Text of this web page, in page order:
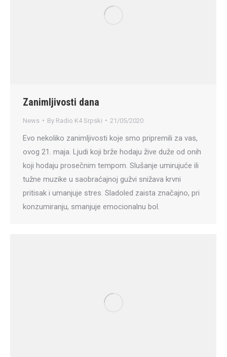
Zanimljivosti dana
News By Radio K4 Srpski 21/05/2020
Evo nekoliko zanimljivosti koje smo pripremili za vas,
ovog 21. maja. Ljudi koji brže hodaju žive duže od onih
koji hodaju prosečnim tempom. Slušanje umirujuće ili
tužne muzike u saobraćajnoj gužvi snižava krvni
pritisak i umanjuje stres. Sladoled zaista značajno, pri
konzumiranju, smanjuje emocionalnu bol.